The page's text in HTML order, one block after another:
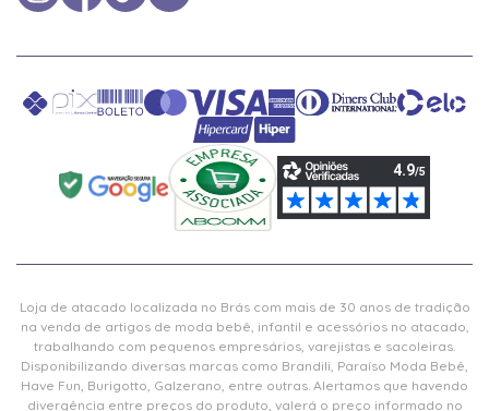
Loja de atacado localizada no Brás com mais de 30 anos de tradição
na venda de artigos de moda bebê, infantil e acessórios no atacado,
trabalhando com pequenos empresários, varejistas e sacoleiras.
Disponibilizando diversas marcas como Brandili, Paraíso Moda Bebê,
Have Fun, Burigotto, Galzerano, entre outras. Alertamos que havendo
divergência entre preços do produto, valerá o preço informado no